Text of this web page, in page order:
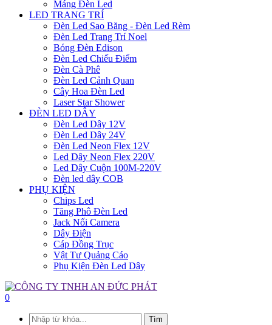
Máng Đèn Led
LED TRANG TRÍ
Đèn Led Sao Băng - Đèn Led Rèm
Đèn Led Trang Trí Noel
Bóng Đèn Edison
Đèn Led Chiếu Điểm
Đèn Cà Phê
Đèn Led Cảnh Quan
Cây Hoa Đèn Led
Laser Star Shower
ĐÈN LED DÂY
Đèn Led Dây 12V
Đèn Led Dây 24V
Đèn Led Neon Flex 12V
Led Dây Neon Flex 220V
Led Dây Cuộn 100M-220V
Đèn led dây COB
PHỤ KIỆN
Chips Led
Tăng Phô Đèn Led
Jack Nối Camera
Dây Điện
Cáp Đồng Trục
Vật Tư Quảng Cáo
Phụ Kiện Đèn Led Dây
0
Tìm